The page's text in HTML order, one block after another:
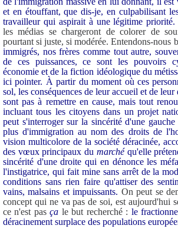
et en étouffant, que dis-je, en culpabilisant
travailleur qui aspirait à une légitime priorité.
les médias se chargeront de colorer de
pourtant si juste, si modérée. Entendons-nous
immigrés, nos frères comme tout autre,
de ces puissances, ce sont les pouvoirs
économie et de la fiction idéologique du
ici pointer. À partir du moment où ces
sol, les conséquences de leur accueil et de
sont pas à remettre en cause, mais tout
incluant tous les citoyens dans un projet
peut s'interroger sur la sincérité d'une
plus d'immigration au nom des droits de
vision multicolore de la société déracinée,
des vœux principaux du marchéqu'elle
sincérité d'une droite qui en dénonce les
l'instigatrice, qui fait mine sans arrêt de la
conditions sans rien faire qu'attiser des
vains, malsains et impuissants. On peut se
concept qui ne va pas de soi, est aujourd'hui
ce n'est pasça le but recherché : le
déracinement surplace des populations